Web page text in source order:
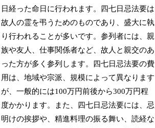
日経った命日に行われます。四七日忌法要は
故人の霊を弔うためのものであり、盛大に執
り行われることが多いです。参列者には、親
族や友人、仕事関係者など、故人と親交のあ
った方が多く参列します。四七日忌法要の費
用は、地域や宗派、規模によって異なります
が、一般的には100万円前後から300万円程
度かかります。また、四七日忌法要には、忌
明けの挨拶や、精進料理の振る舞い、読経な